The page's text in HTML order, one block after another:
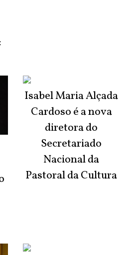
Isabel Maria Alçada
Cardoso é a nova
diretora do
Secretariado
Nacional da
Pastoral da Cultura